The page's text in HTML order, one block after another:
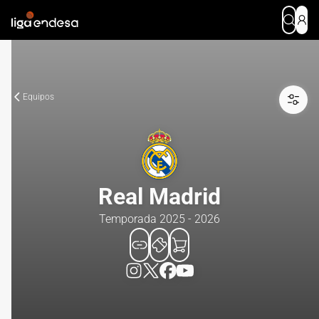
Equipos
Real Madrid
Temporada 2025 - 2026